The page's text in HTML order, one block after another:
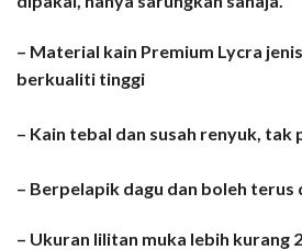
– Material kain Premium Lycra
berkualiti tinggi
– Kain tebal dan susah renyuk, tak
– Berpelapik dagu dan boleh
– Ukuran lilitan muka lebih kurang